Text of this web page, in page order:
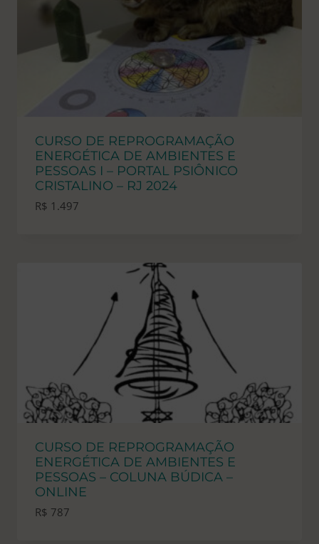
CURSO DE REPROGRAMAÇÃO
ENERGÉTICA DE AMBIENTES E
PESSOAS I – PORTAL PSIÔNICO
CRISTALINO – RJ 2024
R$ 1.497
CURSO DE REPROGRAMAÇÃO
ENERGÉTICA DE AMBIENTES E
PESSOAS – COLUNA BÚDICA –
ONLINE
R$ 787